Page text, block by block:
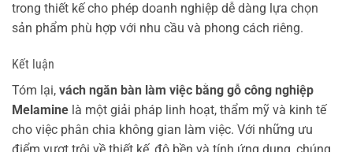
trong thiết kế cho phép doanh nghiệp dễ dàng lựa chọn
sản phẩm phù hợp với nhu cầu và phong cách riêng.
Kết luận
Tóm lại, vách ngăn bàn làm việc bằng gỗ công nghiệp
Melamine là một giải pháp linh hoạt, thẩm mỹ và kinh tế
cho việc phân chia không gian làm việc. Với những ưu